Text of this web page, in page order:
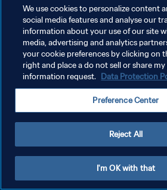
We use cookies to personalize content
social media features and analyse our
information about your use of our site
media, advertising and analytics
your cookie preferences by clicking on
right and place a do not sell or share
information request. Data Protection
Preference Center
Reject All
I'm OK with that